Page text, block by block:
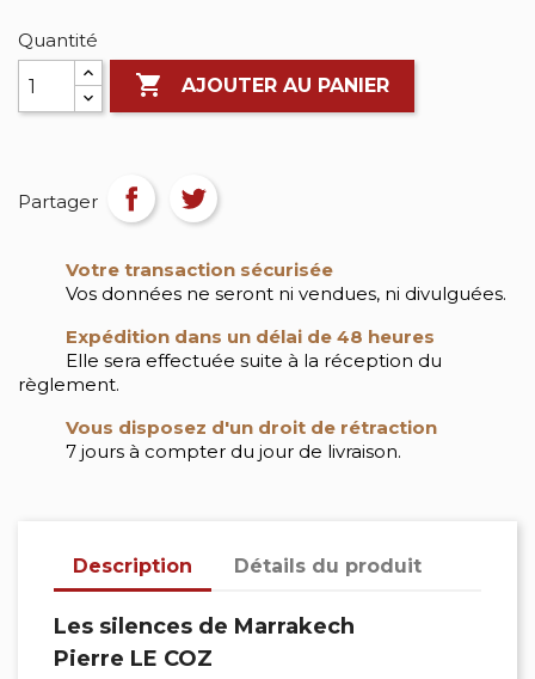
Quantité
 AJOUTER AU PANIER
Partager
Votre transaction sécurisée
Vos données ne seront ni vendues, ni divulguées.
Expédition dans un délai de 48 heures
Elle sera effectuée suite à la réception du
règlement.
Vous disposez d'un droit de rétraction
7 jours à compter du jour de livraison.
Description Détails du produit
Les silences de Marrakech
Pierre LE COZ